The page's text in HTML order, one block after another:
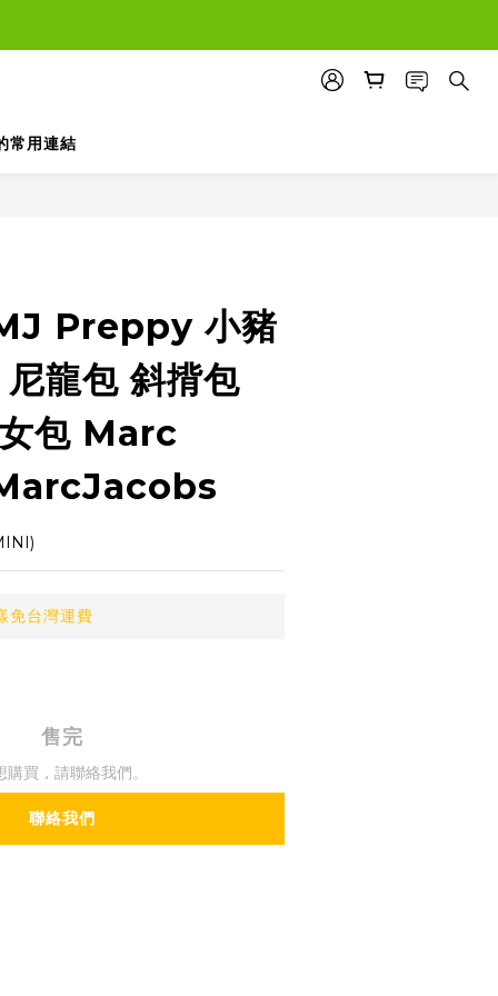
常用連結
Preppy 小豬
龍包 斜揹包
包 Marc
免台灣運費
售完
購買，請聯絡我們。
聯絡我們